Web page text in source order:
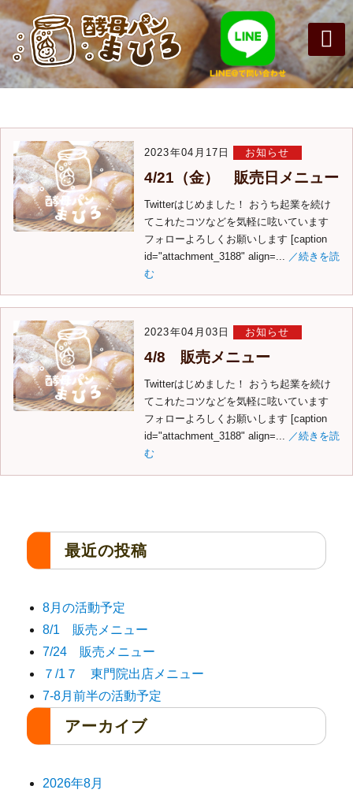
月:2023年4月
2023年04月17日 お知らせ
4/21（金） 販売日メニュー
Twitterはじめました！ おうち起業を続け
てこれたコツなどを気軽に呟いています
フォローよろしくお願いします [caption
id="attachment_3188" align=...
／続きを読
む
2023年04月03日 お知らせ
4/8 販売メニュー
Twitterはじめました！ おうち起業を続け
てこれたコツなどを気軽に呟いています
フォローよろしくお願いします [caption
id="attachment_3188" align=... ／続きを読
む
最近の投稿
8月の活動予定
8/1 販売メニュー
7/24 販売メニュー
７/1７ 東門院出店メニュー
7-8月前半の活動予定
アーカイブ
2026年8月